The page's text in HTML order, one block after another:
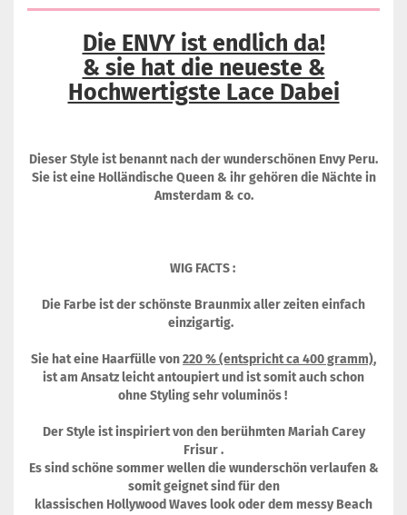
Die ENVY ist endlich da!
& sie hat die neueste &
Hochwertigste Lace Dabei
Dieser Style ist benannt nach der wunderschönen Envy Peru.
Sie ist eine Holländische Queen & ihr gehören die Nächte in
Amsterdam & co.
WIG FACTS :
Die Farbe ist der schönste Braunmix aller zeiten einfach
einzigartig.
Sie hat eine Haarfülle von220 % (entspricht ca 400 gramm),
ist am Ansatz leicht antoupiert und ist somit auch schon
ohne Styling sehr voluminös !
Der Style ist inspiriert von den berühmten Mariah Carey
Frisur .
Es sind schöne sommer wellen die wunderschön verlaufen &
somit geignet sind für den
klassischen Hollywood Waves look oder dem messy Beach